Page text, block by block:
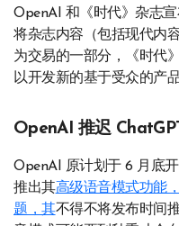
OpenAI 和《时代》杂志
将杂志内容（包括现代内
为交易的一部分，《时代
以开发新的基于受众的产品
OpenAI 推迟
OpenAI 原计划于 6 月底
推出其高级语音模式功能
题，其不得不将发布时间